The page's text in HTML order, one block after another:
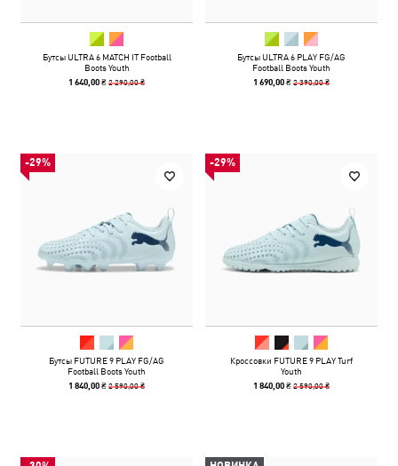
Бутсы ULTRA 6 MATCH IT Football
Boots Youth
1 640,00 ₴2 290,00 ₴
Бутсы ULTRA 6 PLAY FG/AG
Football Boots Youth
1 690,00 ₴2 390,00 ₴
-29%
Бутсы FUTURE 9 PLAY FG/AG
Football Boots Youth
1 840,00 ₴2 590,00 ₴
-29%
Кроссовки FUTURE 9 PLAY Turf
Youth
1 840,00 ₴2 590,00 ₴